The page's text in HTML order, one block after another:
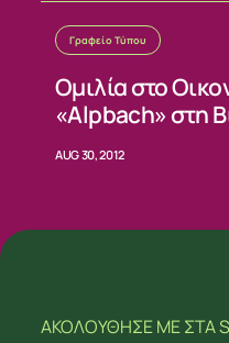
Γραφείο Τύπου
Ομιλία στο
«Alpbach» στη
AUG 30, 2012
ΑΚΟΛΟΥΘΗΣΕ ΜΕΣΤΑ